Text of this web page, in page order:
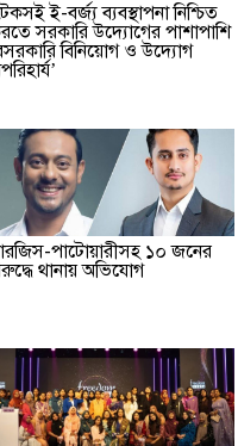
ই-বর্জ্য ব্যবস্থাপনা নিশ্চিত
সরকারি উদ্যোগের পাশাপাশি
বিনিয়োগ ও উদ্যোগ
পাটোয়ারীসহ ১০ জনের
থানায় অভিযোগ